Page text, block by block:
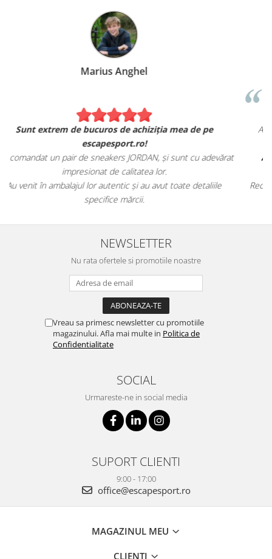
Marius Anghel
Sunt extrem de bucuros de achiziția mea de pe
escapesport.ro!
Am comandat un pair de sneakers JORDAN, și sunt cu adevărat
impresionat de calitatea lor.
Au venit în ambalajul lor autentic și au avut toate detaliile
specifice mărcii.
NEWSLETTER
Nu rata ofertele si promotiile noastre
Vreau sa primesc newsletter cu promotiile
magazinului. Afla mai multe in Politica de
Confidentialitate
SOCIAL
Urmareste-ne in social media
SUPORT CLIENTI
9:00 - 17:00
office@escapesport.ro
MAGAZINUL MEU
CLIENTI